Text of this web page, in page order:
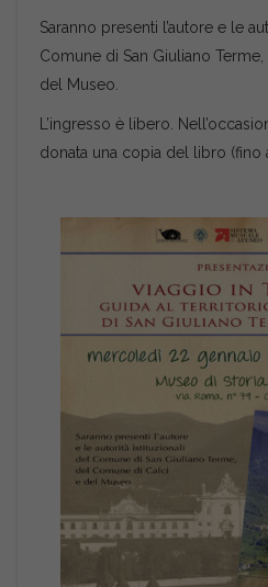
Saranno presenti l’autore e le
Comune di San Giuliano
del Museo.
L’ingresso è libero.
donata una copia del libro (fino